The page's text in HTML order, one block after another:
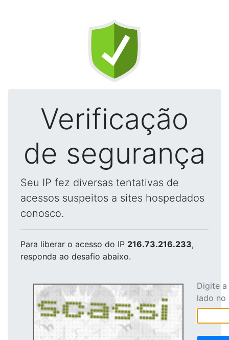
Verificação
de segurança
Seu IP fez diversas tentativas de
acessos suspeitos a sites hospedados
conosco.
Para liberar o acesso do IP 216.73.216.233,
responda ao desafio abaixo.
Digite
lado no